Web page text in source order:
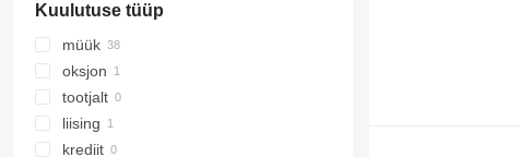
R590
R620
R650
R660
R730
Kuulutuse tüüp
müük
oksjon
tootjalt
liising
krediit